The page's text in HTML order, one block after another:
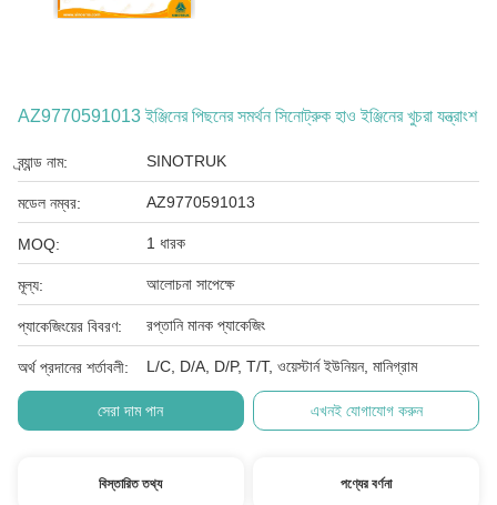
AZ9770591013 ইঞ্জিনের পিছনের সমর্থন সিনোট্রুক হাও ইঞ্জিনের খুচরা যন্ত্রাংশ
ব্র্যান্ড নাম: SINOTRUK
মডেল নম্বর: AZ9770591013
MOQ: 1 ধারক
মূল্য: আলোচনা সাপেক্ষে
প্যাকেজিংয়ের বিবরণ: রপ্তানি মানক প্যাকেজিং
অর্থ প্রদানের শর্তাবলী: L/C, D/A, D/P, T/T, ওয়েস্টার্ন ইউনিয়ন, মানিগ্রাম
সেরা দাম পান এখনই যোগাযোগ করুন
বিস্তারিত তথ্য পণ্যের বর্ণনা